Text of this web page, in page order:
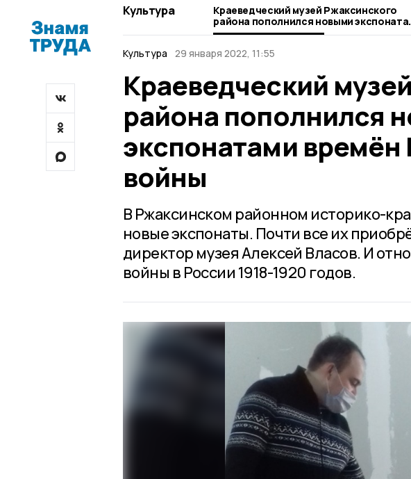
Культура
Краеведческий музей Ржаксинского
района пополнился новыми
времён Гражданской войны
Культура 29 января 2022, 11:55
Краеведческий
района пополнился
экспонатами времён
войны
В Ржаксинском районном историко-
новые экспонаты. Почти все их
директор музея Алексей Власов. И
войны в России 1918-1920 годов.